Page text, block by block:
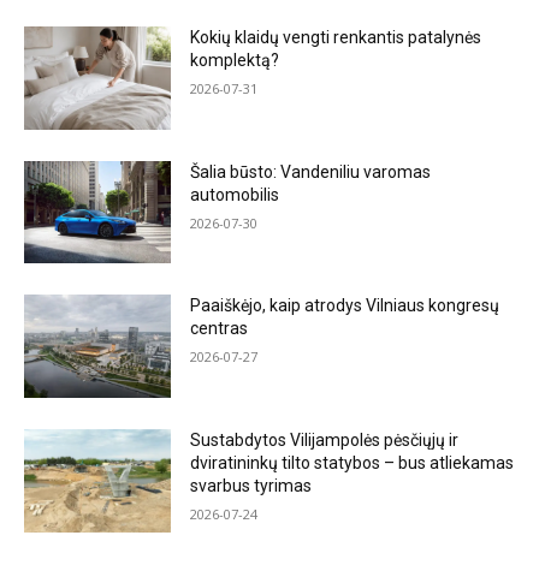
Kokių klaidų vengti renkantis patalynės
komplektą?
2026-07-31
Šalia būsto: Vandeniliu varomas
automobilis
2026-07-30
Paaiškėjo, kaip atrodys Vilniaus kongresų
centras
2026-07-27
Sustabdytos Vilijampolės pėsčiųjų ir
dviratininkų tilto statybos – bus atliekamas
svarbus tyrimas
2026-07-24